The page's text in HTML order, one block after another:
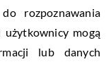
rozpoznawania
mogą
lub danych